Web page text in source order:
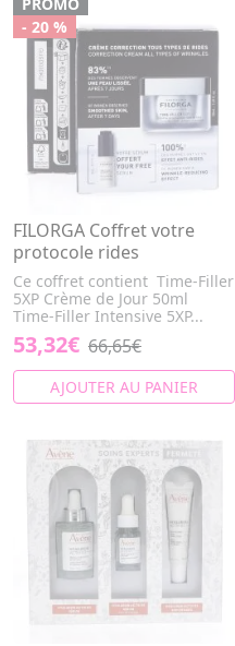
- 20 %
FILORGA Coffret votre
protocole rides
Ce coffret contient Time-Filler
5XP Crème de Jour 50ml
Time-Filler Intensive 5XP...
53,32€ 66,65€
AJOUTER AU PANIER